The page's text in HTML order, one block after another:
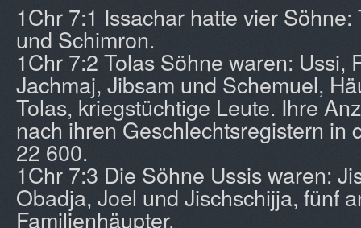
1Chr 7:1 Issachar hatte vier
und Schimron.
1Chr 7:2 Tolas Söhne waren: Ussi,
Jachmaj, Jibsam und Schemuel,
Tolas, kriegstüchtige Leute. Ihre
nach ihren Geschlechtsregistern in
22 600.
1Chr 7:3 Die Söhne Ussis waren:
Obadja, Joel und Jischschijja, fünf
Familienhäupter.